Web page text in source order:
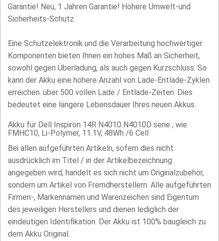
Garantie! Neu, 1 Jahren Garantie! Höhere Umwelt-und
Sicherheits-Schutz.
Eine Schutzelektronik und die Verarbeitung hochwertiger
Komponenten bieten Ihnen ein hohes Maß an Sicherheit,
sowohl gegen Überladung, als auch gegen Kurzschluss. So
kann der Akku eine höhere Anzahl von Lade-Entlade-Zyklen
erreichen. über 500 vollen Lade / Entlade-Zeiten. Dies
bedeutet eine längere Lebensdauer Ihres neuen Akkus.
Akku für Dell Inspiron 14R N4010 N4010D serie , wie
FMHC10, Li-Polymer, 11.1V, 48Wh /6 Cell
Bei allen aufgeführten Artikeln, sofern dies nicht
ausdrücklich im Titel / in der Artikelbezeichnung
angegeben wird, handelt es sich nicht um Originalzubehör,
sondern um Artikel von Fremdherstellern. Alle aufgeführten
Firmen-, Markennamen und Warenzeichen sind Eigentum
des jeweiligen Herstellers und dienen lediglich der
eindeutigen Identifikation. Der Akku ist 100% baugleich zu
dem Akku Original.